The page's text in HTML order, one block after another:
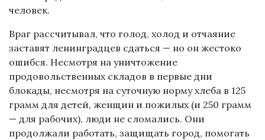
человек.
Враг рассчитывал, что голод, холод и отчаяние
заставят ленинградцев сдаться — но он жестоко
ошибся. Несмотря на уничтожение
продовольственных складов в первые дни
блокады, несмотря на суточную норму хлеба в 125
грамм для детей, женщин и пожилых (и 250 грамм
— для рабочих), люди не сломались. Они
продолжали работать, защищать город, помогать